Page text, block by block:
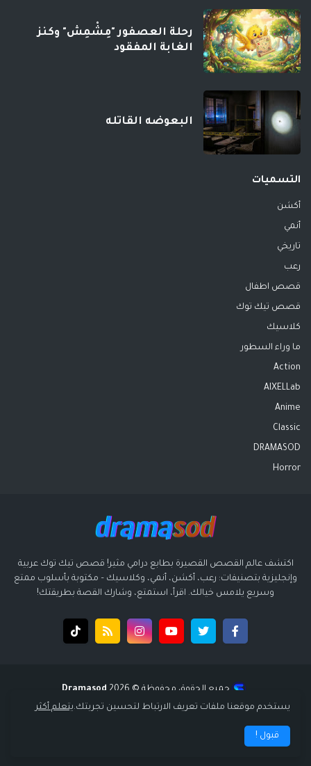
رحلة العصفور "مِشْمِش" وكنز
الغابة المفقود
البعوضه القاتله
التسميات
أكشن
أنمي
تاريخي
رعب
قصص اطفال
قصص تيك توك
كلاسيك
ما وراء السطور
Action
AIXELLab
Anime
Classic
DRAMASOD
Horror
اكتشف عالم القصص القصيرة بطابع درامي مثير! قصص تيك توك عربية
وإنجليزية بتصنيفات: رعب، أكشن، أنمي، وكلاسيك – مكتوبة بأسلوب ممتع
وسريع يلامس خيالك. اقرأ، استمتع، وشارك القصة بطريقتك!
جميع الحقوق محفوظة ©️ 2026
Dramasod
قالب بواسطةقالب سوبر ميجا - supermega | تصميم انتشار ديجيتال
الرئيسية
يستخدم موقعنا ملفات تعريف الارتباط لتحسين تجربتك.يتعلم أكثر
قبول !